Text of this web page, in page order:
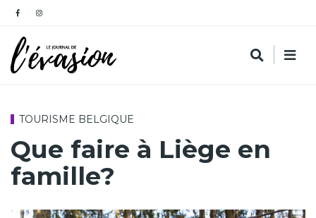
TOURISME BELGIQUE
Que faire à Liège en
famille?